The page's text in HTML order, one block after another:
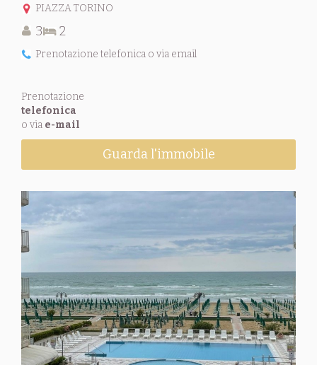
PIAZZA TORINO
3 2
Prenotazione telefonica o via email
Prenotazione
telefonica
o via e-mail
Guarda l'immobile